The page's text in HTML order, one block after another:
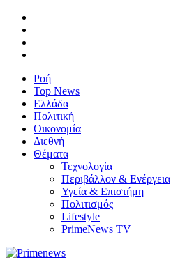
Ροή
Top News
Ελλάδα
Πολιτική
Οικονομία
Διεθνή
Θέματα
Τεχνολογία
Περιβάλλον & Ενέργεια
Υγεία & Επιστήμη
Πολιτισμός
Lifestyle
PrimeNews TV